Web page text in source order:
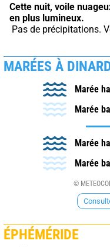
Cette nuit, voile
en plus lumineux.
Pas de précipitations.
MARÉES À
Marée
Marée
Marée
Marée
©
ÉPHÉMÉRIDE